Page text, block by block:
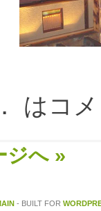
は コ
ジへ »
- BUILT FOR